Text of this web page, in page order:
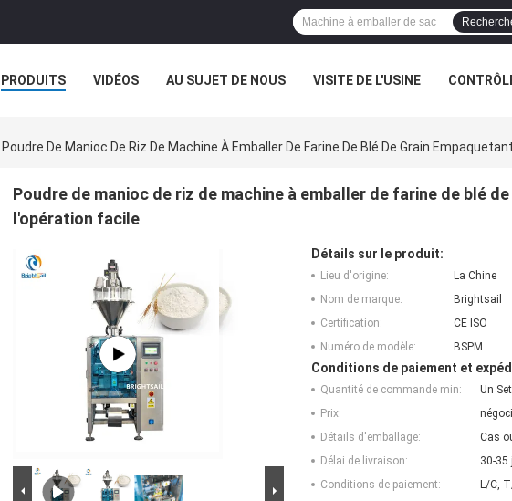
PRODUITS VIDÉOS AU SUJET DE NOUS VISITE DE L'USINE
Poudre De Manioc De Riz De Machine À Emballer De Farine De Blé De Grain
Poudre de manioc de riz de machine à emballer de farine de blé
l'opération facile
Détails sur le produit:
Lieu d'origine:
La Chine
Nom de marque:
Brightsail
Certification:
CE ISO
Numéro de modèle:
BSPM
Conditions de paiement et
Quantité de commande min:
Un Set
Prix:
Détails d'emballage:
Cas
Délai de livraison:
30-35
Conditions de paiement:
L/C,